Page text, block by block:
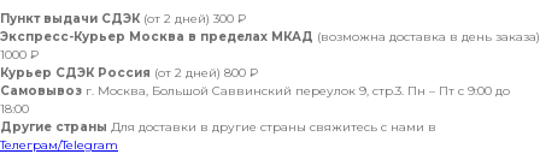
Пункт выдачи СДЭК (от 2 дней) 300 ₽
Экспресс-Курьер Москва в пределах МКАД (возможна доставка в день заказа)
1000 ₽
Курьер СДЭК Россия (от 2 дней) 800 ₽
Самовывоз г. Москва, Большой Саввинский переулок 9, стр.3. Пн – Пт с 9:00 до
18:00
Другие страны Для доставки в другие страны свяжитесь с нами в
Телеграм/Telegram